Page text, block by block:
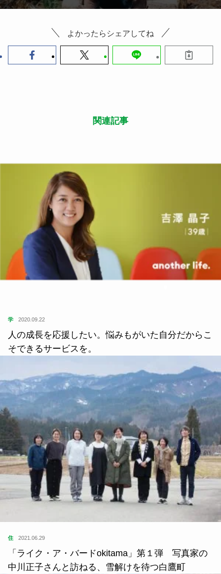
よかったらシェアしてね
関連記事
学 2020.09.22
人の成長を応援したい。悩みもがいた自分だからこ
そできるサービスを。
住 2021.06.29
「ライク・ア・バードokitama」第１弾 写真家の
中川正子さんと訪ねる、雪解けを待つ白鷹町